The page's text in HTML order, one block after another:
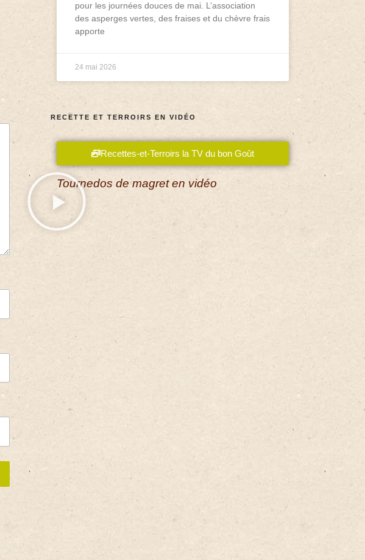
pour les journées douces de mai. L’association
des asperges vertes, des fraises et du chèvre frais
apporte
24 mai 2026
RECETTE ET TERROIRS EN VIDÉO
Recettes-et-Terroirs la TV du bon Goût
Tournedos de magret en vidéo